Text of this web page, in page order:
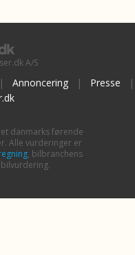
A/S
| Annoncering | Presse
|
danmarks førende
Alle vurderinger er
, bilbranchens